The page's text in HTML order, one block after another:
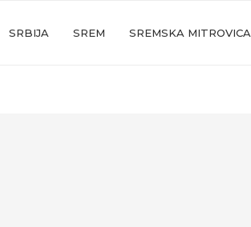
SRBIJA SREM SREMSKA MITROVICA